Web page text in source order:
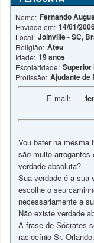
Nome: Fernando
Enviada em: 14/01/
Local: Joinville - SC,
Religião: Ateu
Idade: 19 anos
Escolaridade: Superior
Profissão: Ajudante de
E-mail:
Vou bater na mesma
são muito
verdade absoluta?
Sua verdade é a sua
escolhe o seu
necessariamente a
Não existe verdade
A frase de Sócrates
raciocínio Sr. Orlando.